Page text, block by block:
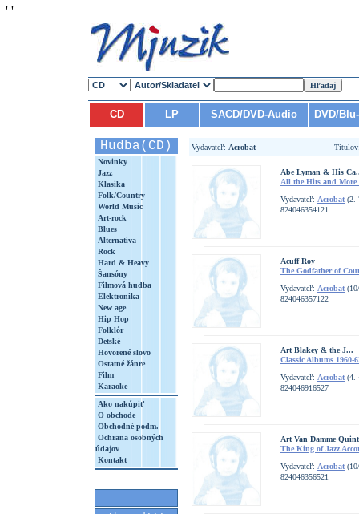
' '
CD LP SACD/DVD-Audio DVD/
Hudba(CD)
Novinky
Jazz
Klasika
Folk/Country
World Music
Art-rock
Blues
Alternatíva
Rock
Hard & Heavy
Šansóny
Filmová hudba
Elektronika
New age
Hip Hop
Folklór
Detské
Hovorené slovo
Ostatné žánre
Film
Karaoke
Ako nakúpiť
O obchode
Obchodné podm.
Ochrana osobných
údajov
Kontakt
Vydavateľ: Acrobat
Abe Lyman & His
All the Hits and More
Vydavateľ: Acrobat (2.
824046354121
Acuff Roy
The Godfather of
Vydavateľ: Acrobat
824046357122
Art Blakey & the J...
Classic Albums 1960-
Vydavateľ: Acrobat (4.
824046916527
Art Van Damme
The King of Jazz
Vydavateľ: Acrobat
824046356521